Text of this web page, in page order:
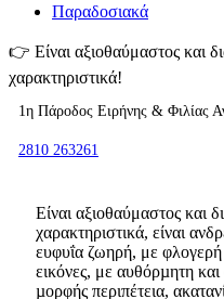
Παραδοσιακά
👉 Είναι αξιοθαύμαστος και
χαρακτηριστικά!
1η Πάροδος Ειρήνης & Φιλίας
2810 263261
Είναι αξιοθαύμαστος και
χαρακτηριστικά, είναι
ευφυΐα ζωηρή, με
εικόνες, με αυθόρµητη
µορφής περιπέτεια,